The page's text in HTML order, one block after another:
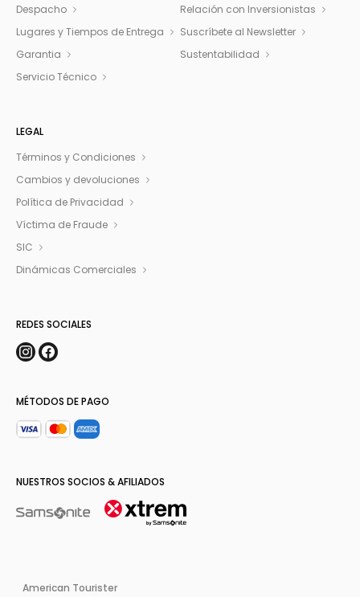
Despacho
Lugares y Tiempos de Entrega
Garantia
Servicio Técnico
Relación con Inversionistas
Suscríbete al Newsletter
Sustentabilidad
LEGAL
Términos y Condiciones
Cambios y devoluciones
Política de Privacidad
Víctima de Fraude
SIC
Dinámicas Comerciales
REDES SOCIALES
MÉTODOS DE PAGO
NUESTROS SOCIOS & AFILIADOS
American Tourister